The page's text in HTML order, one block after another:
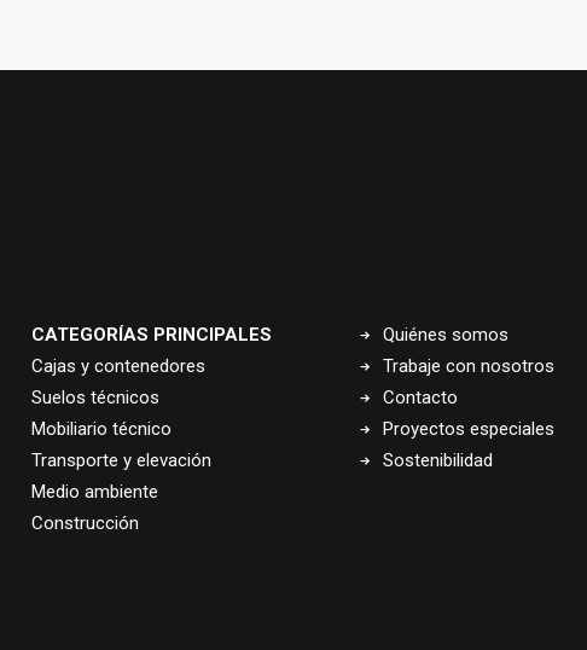
CATEGORÍAS PRINCIPALES
Cajas y contenedores
Suelos técnicos
Mobiliario técnico
Transporte y elevación
Medio ambiente
Construcción
Quiénes somos
Trabaje con nosotros
Contacto
Proyectos especiales
Sostenibilidad